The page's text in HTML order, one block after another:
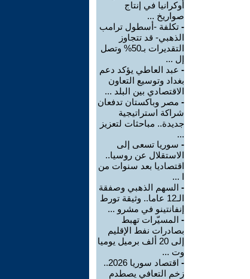
أوكرانيا في إنتاج
صواريخ ...
- تكلفة -أسطول ترامب
الذهبي- قد تتجاوز
التقديرات بـ50% وتصل
إل ...
- عبد العاطي يؤكد دعم
بغداد وتوسيع التعاون
الاقتصادي بين البلد ...
- مصر وباكستان تدفعان
شراكة استراتيجية
جديدة.. مباحثات لتعزيز
...
- سوريا تسعى إلى
الاستقلال عن روسيا..
اقتصاديا بعد سنوات من
ا ...
- السهم الذهبي وصفقة
الـ12 عاما.. وثيقة تورط
إنفانتينو في مشرو ...
- المسيّرات تهبط
بصادرات نفط الإقليم
إلى 20 ألف برميل يوميا
وت ...
-
اقتصاد سوريا 2026..
زخم التعافي يصطدم